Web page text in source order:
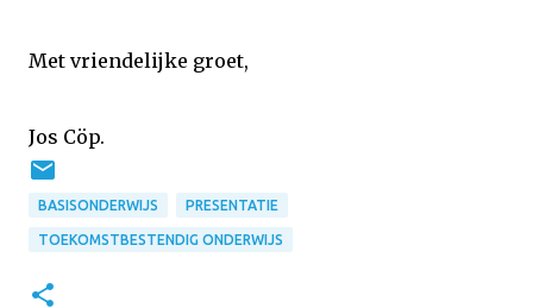
Met vriendelijke groet,
Jos Cöp.
BASISONDERWIJS PRESENTATIE
TOEKOMSTBESTENDIG ONDERWIJS